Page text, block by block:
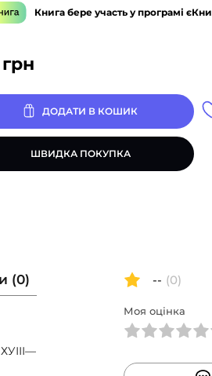
грн
Книга бере участь у програмі
ДОДАТИ В КОШИК
ШВИДКА ПОКУПКА
(0) -- (0)
Моя оцінка